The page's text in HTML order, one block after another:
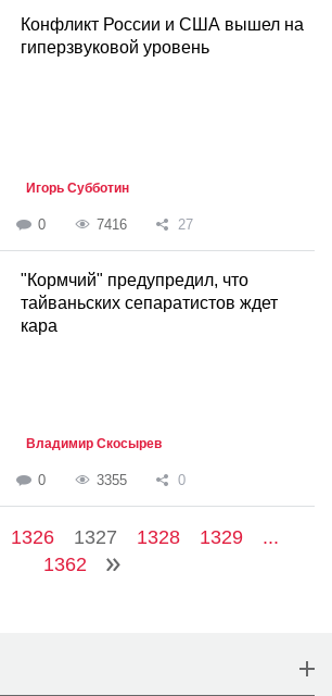
Конфликт России и США вышел на
гиперзвуковой уровень
Игорь Субботин
0 7416 27
"Кормчий" предупредил, что
тайваньских сепаратистов ждет
кара
Владимир Скосырев
0 3355 0
1326 1327 1328 1329
...
1362